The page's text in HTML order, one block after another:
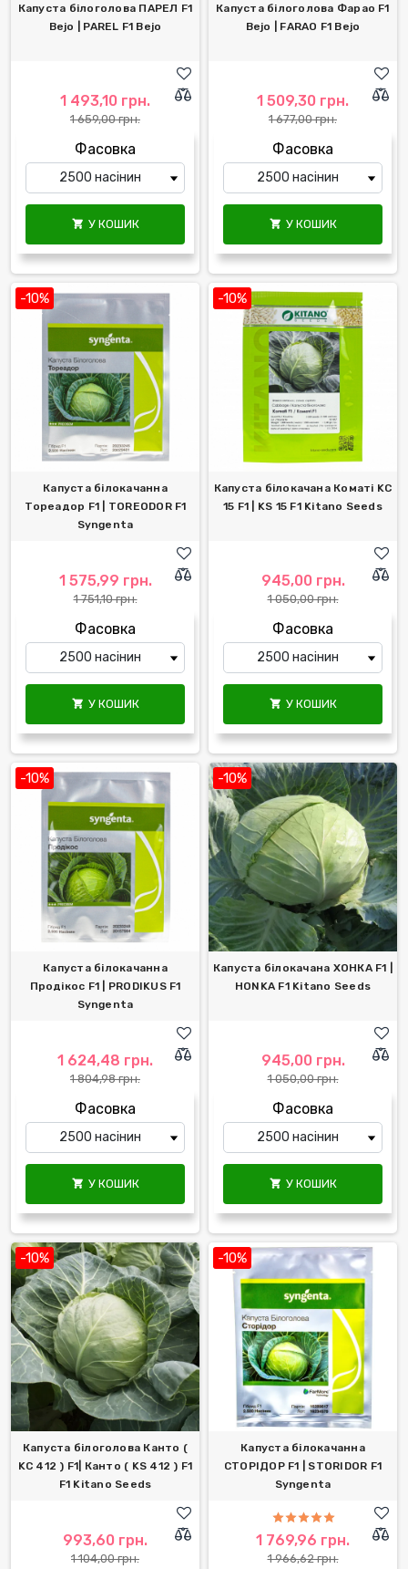
Капуста білоголова ПАРЕЛ F1
Bejo | PAREL F1 Bejo
1 493,10 грн.
1 659,00 грн.
Фасовка
 У КОШИК
Капуста білоголова Фарао F1
Bejo | FARAO F1 Bejo
1 509,30 грн.
1 677,00 грн.
Фасовка
 У КОШИК
-10%
Капуста білокачанна
Тореадор F1 | TOREODOR F1
Syngenta
1 575,99 грн.
1 751,10 грн.
Фасовка
 У КОШИК
-10%
Капуста білокачана Коматі KС
15 F1 | KS 15 F1 Kitano Seeds
945,00 грн.
1 050,00 грн.
Фасовка
 У КОШИК
-10%
Капуста білокачанна
Продікос F1 | PRODIKUS F1
Syngenta
1 624,48 грн.
1 804,98 грн.
Фасовка
 У КОШИК
-10%
Капуста білокачана ХОНКА F1 |
HONKA F1 Kitano Seeds
945,00 грн.
1 050,00 грн.
Фасовка
 У КОШИК
-10%
Капуста білоголова Канто (
KC 412 ) F1| Канто ( KS 412 ) F1
F1 Kitano Seeds
993,60 грн.
1 104,00 грн.
-10%
Капуста білокачанна
СТОРІДОР F1 | STORIDOR F1
Syngenta
1 769,96 грн.
1 966,62 грн.